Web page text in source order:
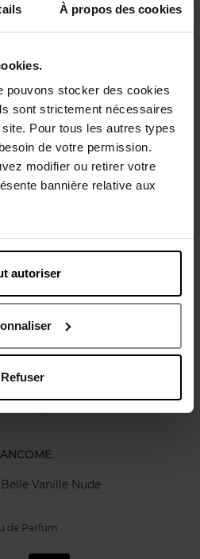
À propos des cookies
pouvons stocker des cookies
sont strictement nécessaires
Pour tous les autres types
de votre permission.
modifier ou retirer votre
bannière relative aux
autoriser
Refuser
klantbeoordelingen
vergeten ?
Vanille Nude
de Parfum